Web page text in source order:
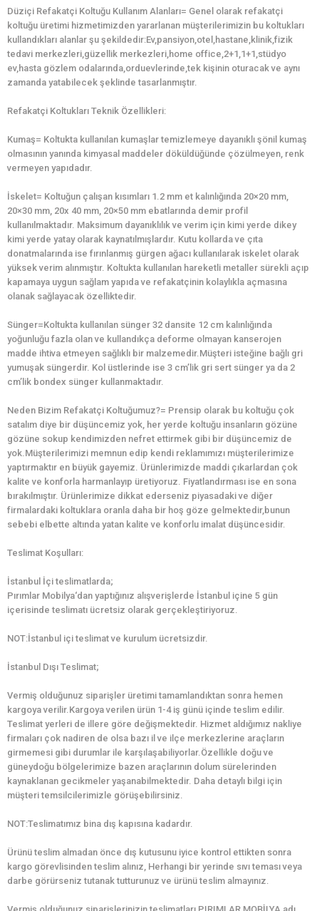
Düziçi Refakatçi Koltuğu Kullanım Alanları= Genel olarak refakatçi
koltuğu üretimi hizmetimizden yararlanan müşterilerimizin bu koltukları
kullandıkları alanlar şu şekildedir:Ev,pansiyon,otel,hastane,klinik,fizik
tedavi merkezleri,güzellik merkezleri,home office,2+1,1+1,stüdyo
ev,hasta gözlem odalarında,orduevlerinde,tek kişinin oturacak ve aynı
zamanda yatabilecek şeklinde tasarlanmıştır.
Refakatçi Koltukları Teknik Özellikleri:
Kumaş= Koltukta kullanılan kumaşlar temizlemeye dayanıklı şönil kumaş
olmasının yanında kimyasal maddeler döküldüğünde çözülmeyen, renk
vermeyen yapıdadır.
İskelet= Koltuğun çalışan kısımları 1.2 mm et kalınlığında 20×20 mm,
20×30 mm, 20x 40 mm, 20×50 mm ebatlarında demir profil
kullanılmaktadır. Maksimum dayanıklılık ve verim için kimi yerde dikey
kimi yerde yatay olarak kaynatılmışlardır. Kutu kollarda ve çıta
donatmalarında ise fırınlanmış gürgen ağacı kullanılarak iskelet olarak
yüksek verim alınmıştır. Koltukta kullanılan hareketli metaller sürekli açıp
kapamaya uygun sağlam yapıda ve refakatçinin kolaylıkla açmasına
olanak sağlayacak özelliktedir.
Sünger=Koltukta kullanılan sünger 32 dansite 12 cm kalınlığında
yoğunluğu fazla olan ve kullandıkça deforme olmayan kanserojen
madde ihtiva etmeyen sağlıklı bir malzemedir.Müşteri isteğine bağlı gri
yumuşak süngerdir. Kol üstlerinde ise 3 cm’lik gri sert sünger ya da 2
cm’lik bondex sünger kullanmaktadır.
Neden Bizim Refakatçi Koltuğumuz?= Prensip olarak bu koltuğu çok
satalım diye bir düşüncemiz yok, her yerde koltuğu insanların gözüne
gözüne sokup kendimizden nefret ettirmek gibi bir düşüncemiz de
yok.Müşterilerimizi memnun edip kendi reklamımızı müşterilerimize
yaptırmaktır en büyük gayemiz. Ürünlerimizde maddi çıkarlardan çok
kalite ve konforla harmanlayıp üretiyoruz. Fiyatlandırması ise en sona
bırakılmıştır. Ürünlerimize dikkat ederseniz piyasadaki ve diğer
firmalardaki koltuklara oranla daha bir hoş göze gelmektedir,bunun
sebebi elbette altında yatan kalite ve konforlu imalat düşüncesidir.
Teslimat Koşulları:
İstanbul İçi teslimatlarda;
Pırımlar Mobilya‘dan yaptığınız alışverişlerde İstanbul içine 5 gün
içerisinde teslimatı ücretsiz olarak gerçekleştiriyoruz.
NOT:İstanbul içi teslimat ve kurulum ücretsizdir.
İstanbul Dışı Teslimat;
Vermiş olduğunuz siparişler üretimi tamamlandıktan sonra hemen
kargoya verilir.Kargoya verilen ürün 1-4 iş günü içinde teslim edilir.
Teslimat yerleri de illere göre değişmektedir. Hizmet aldığımız nakliye
firmaları çok nadiren de olsa bazı il ve ilçe merkezlerine araçların
girmemesi gibi durumlar ile karşılaşabiliyorlar.Özellikle doğu ve
güneydoğu bölgelerimize bazen araçlarının dolum sürelerinden
kaynaklanan gecikmeler yaşanabilmektedir. Daha detaylı bilgi için
müşteri temsilcilerimizle görüşebilirsiniz.
NOT:Teslimatımız bina dış kapısına kadardır.
Ürünü teslim almadan önce dış kutusunu iyice kontrol ettikten sonra
kargo görevlisinden teslim alınız, Herhangi bir yerinde sıvı teması veya
darbe görürseniz tutanak tutturunuz ve ürünü teslim almayınız.